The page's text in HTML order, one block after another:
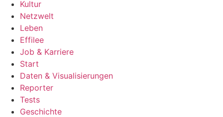
Kultur
Netzwelt
Leben
Effilee
Job & Karriere
Start
Daten & Visualisierungen
Reporter
Tests
Geschichte